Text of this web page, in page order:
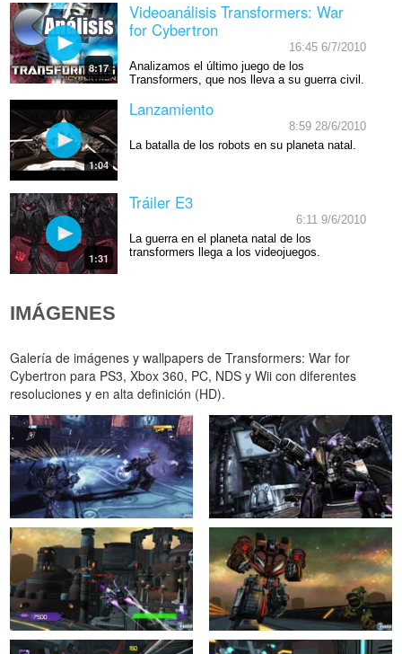
8:17
Videoanálisis Transformers: War
for Cybertron
16:45 6/7/2010
Analizamos el último juego de los
Transformers, que nos lleva a su guerra civil.
1:04
Lanzamiento
8:59 28/6/2010
La batalla de los robots en su planeta natal.
1:31
Tráiler E3
6:11 9/6/2010
La guerra en el planeta natal de los
transformers llega a los videojuegos.
IMÁGENES
Galería de imágenes y wallpapers de Transformers: War for
Cybertron para PS3, Xbox 360, PC, NDS y Wii con diferentes
resoluciones y en alta definición (HD).